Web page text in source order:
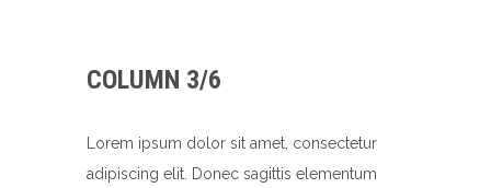
COLUMN 3/6
Lorem ipsum dolor sit amet, consectetur
adipiscing elit. Donec sagittis elementum